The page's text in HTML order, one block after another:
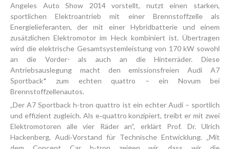
Angeles Auto Show 2014 vorstellt, nutzt einen starken,
sportlichen Elektroantrieb mit einer Brennstoffzelle als
Energielieferanten, der mit einer Hybridbatterie und einem
zusätzlichen Elektromotor im Heck kombiniert ist. Übertragen
wird die elektrische Gesamtsystemleistung von 170 kW sowohl
an die Vorder- als auch an die Hinterräder. Diese
Antriebsauslegung macht den emissionsfreien Audi A7
Sportback* zum echten quattro – ein Novum bei
Brennstoffzellenautos.
„Der A7 Sportback h-tron quattro ist ein echter Audi – sportlich
und effizient zugleich. Als e‑quattro konzipiert, treibt er mit zwei
Elektromotoren alle vier Räder an“, erklärt Prof. Dr. Ulrich
Hackenberg, Audi‑Vorstand für Technische Entwicklung. „Mit